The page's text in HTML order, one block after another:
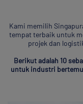
Kami memilih
tempat terbaik untuk
projek dan
Berikut adalah 10
untuk industri